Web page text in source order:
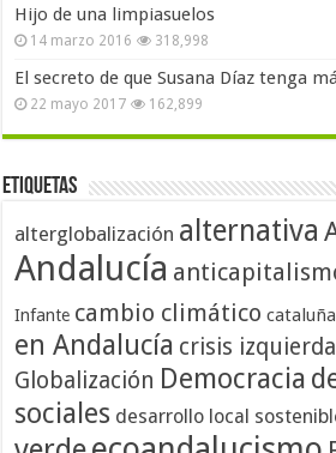
Hijo de una limpiasuelos
14 marzo 2016 318,998
El secreto de que Susana Díaz tenga
22 mayo 2017 162,899
Etiquetas
alterglobalización alternativa
Andalucía
Infante cambio climático cataluña
en Andalucía crisis izquierda
Globalización Democracia
sociales desarrollo local